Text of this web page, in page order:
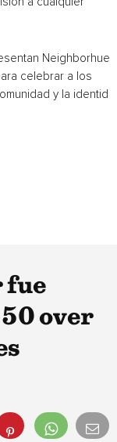
Neighborhue:
celebrar a los
y la
fue
over